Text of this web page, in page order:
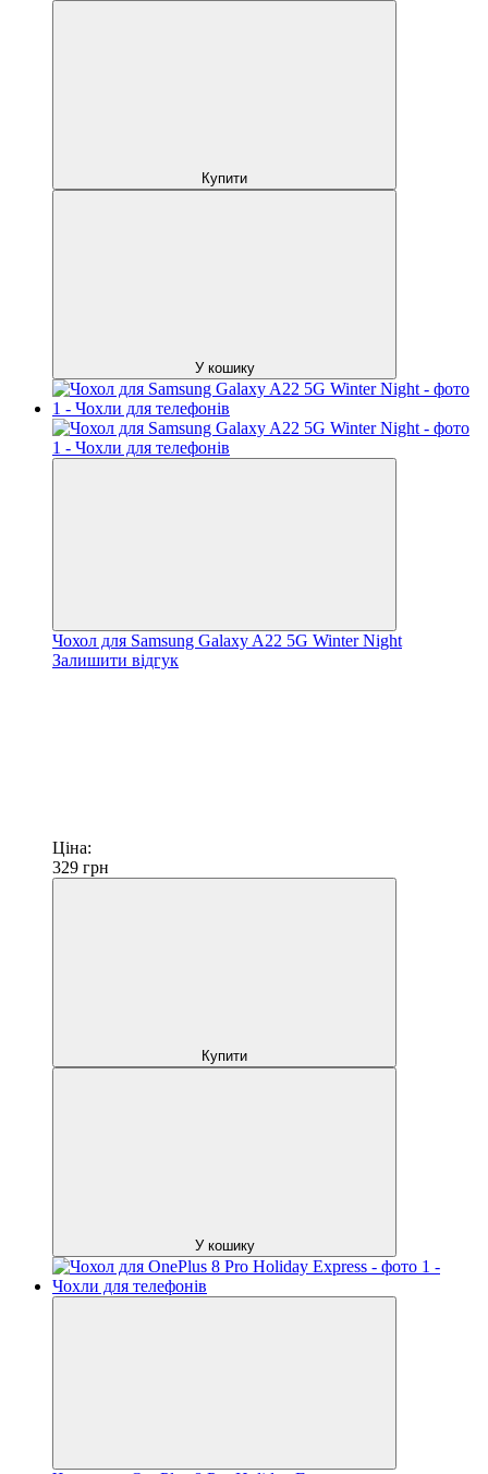
Купити
У кошику
Чохол для Samsung Galaxy A22 5G Winter Night
Залишити відгук
Ціна:
329 грн
Купити
У кошику